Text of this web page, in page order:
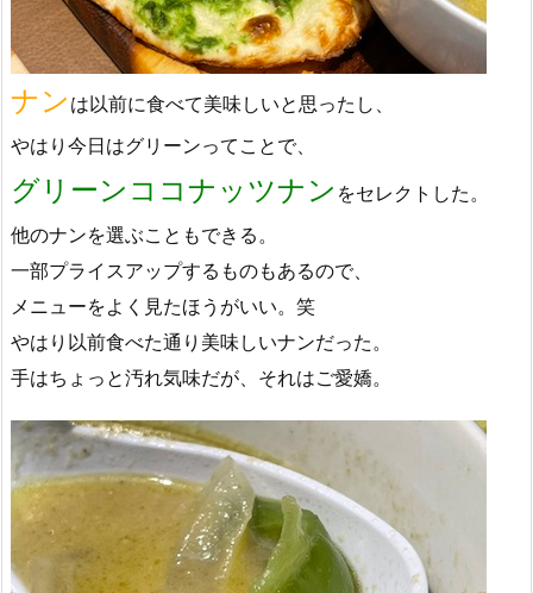
ナン は以前に食べて美味しいと思ったし、
やはり今日はグリーンってことで、
グリーンココナッツナン をセレクトした。
他のナンを選ぶこともできる。
一部プライスアップするものもあるので、
メニューをよく見たほうがいい。笑
やはり以前食べた通り美味しいナンだった。
手はちょっと汚れ気味だが、それはご愛嬌。